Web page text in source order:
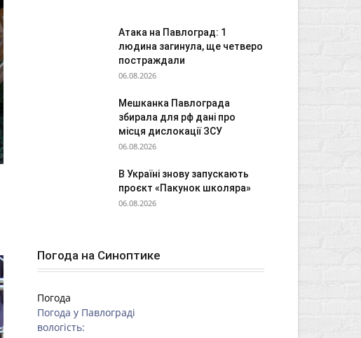
Атака на Павлоград: 1
людина загинула, ще четверо
постраждали
06.08.2026
Мешканка Павлограда
збирала для рф дані про
місця дислокації ЗСУ
06.08.2026
В Україні знову запускають
проєкт «Пакунок школяра»
06.08.2026
Погода на Синоптике
Погода
Погода у Павлограді
вологість: